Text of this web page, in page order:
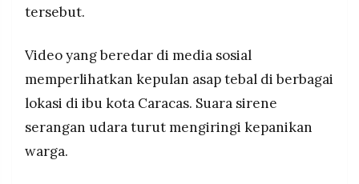
tersebut.
Video yang beredar di media sosial
memperlihatkan kepulan asap tebal di berbagai
lokasi di ibu kota Caracas. Suara sirene
serangan udara turut mengiringi kepanikan
warga.